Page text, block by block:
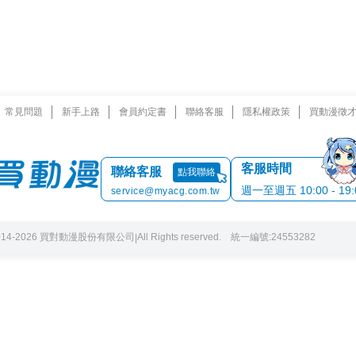
常見問題 新手上路 會員約定書 聯絡客服 隱私權政策 買動漫徵才
聯絡客服
點我聯絡
service@myacg.com.tw
客服時間
週一至週五 10:00 -
2026 買對動漫股份有限公司 |All Rights reserved. 統一編號:24553282